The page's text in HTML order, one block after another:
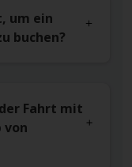
um ein
buchen?
Fahrt mit
von